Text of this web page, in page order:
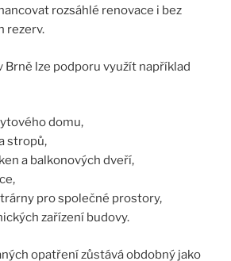
rozsáhlé renovace i bez
rezerv.
Brně lze podporu využít například
domu,
stropů,
a balkonových dveří,
pro společné prostory,
zařízení budovy.
opatření zůstává obdobný jako